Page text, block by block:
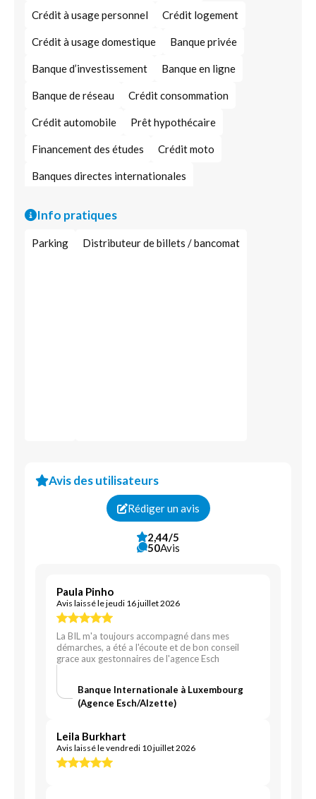
Crédit à usage personnel Crédit logement
Crédit à usage domestique Banque privée
Banque d’investissement Banque en ligne
Banque de réseau Crédit consommation
Crédit automobile Prêt hypothécaire
Financement des études Crédit moto
Banques directes internationales
Info pratiques
Parking Distributeur de billets / bancomat
Avis des utilisateurs
Rédiger un avis
2,44/5
50Avis
Paula Pinho
Avis laissé le jeudi 16 juillet 2026
La BIL m'a toujours accompagné dans mes
démarches, a été a l'écoute et de bon conseil
grace aux gestonnaires de l'agence Esch
Banque Internationale à Luxembourg
(Agence Esch/Alzette)
Leila Burkhart
Avis laissé le vendredi 10 juillet 2026